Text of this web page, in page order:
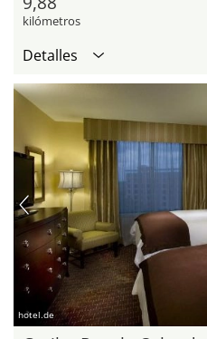
kilómetros
Detalles
hotel.de